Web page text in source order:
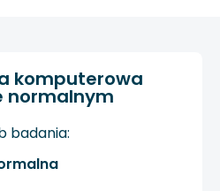
komputerowa
normalnym
badania: